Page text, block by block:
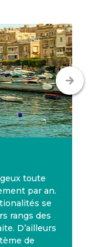
toute
par an.
se
rangs des
D’ailleurs
de